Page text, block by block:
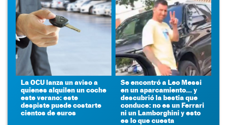
La OCU lanza un aviso a
quienes alquilen un coche
este verano: este
despiste puede costarte
cientos de euros
Se encontró a Leo Messi
en un aparcamiento... y
descubrió la bestia que
conduce: no es un Ferrari
ni un Lamborghini y esto
es lo que cuesta